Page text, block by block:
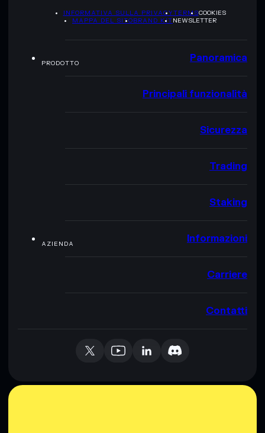
INFORMATIVA SULLA PRIVACYTERMSCOOKIES
MAPPA DEL SITOBRAND KITNEWSLETTER
PRODOTTO Panoramica
Principali funzionalità
Sicurezza
Trading
Staking
AZIENDA Informazioni
Carriere
Contatti